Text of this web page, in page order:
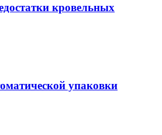
кровельных
упаковки